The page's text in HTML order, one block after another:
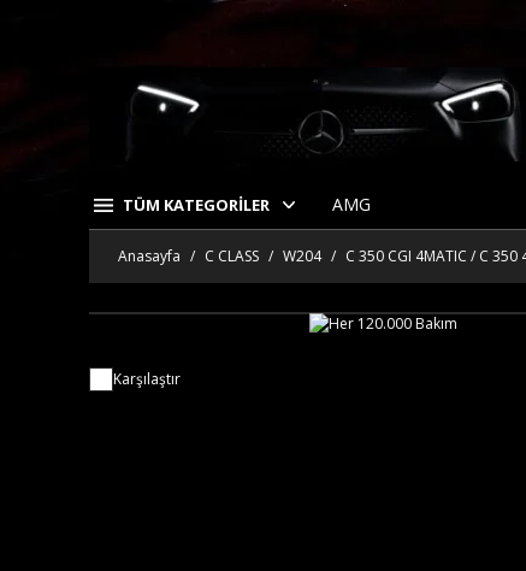
TÜM KATEGORİLER AMG
Anasayfa C CLASS W204 C 350 CGI 4MATIC / C
Karşılaştır